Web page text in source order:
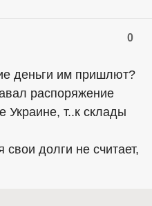
0
деньги им пришлют?
распоряжение
Украине, т..к склады
долги не считает,